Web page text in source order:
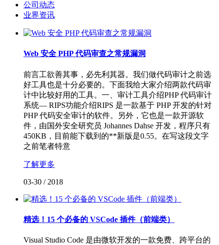
公司动态
业界资讯
Web 安全 PHP 代码审查之常规漏洞
前言工欲善其事，必先利其器。我们做代码审计之前选
好工具也是十分必要的。下面我给大家介绍两款代码审
计中比较好用的工具。一、审计工具介绍PHP 代码审计
系统— RIPS功能介绍RIPS 是一款基于 PHP 开发的针对
PHP 代码安全审计的软件。另外，它也是一款开源软
件，由国外安全研究员 Johannes Dahse 开发，程序只有
450KB，目前能下载到的**新版是0.55。在写这段文字
之前笔者特意
了解更多
03-30 / 2018
精选！15 个必备的 VSCode 插件（前端类）
Visual Studio Code 是由微软开发的一款免费、跨平台的